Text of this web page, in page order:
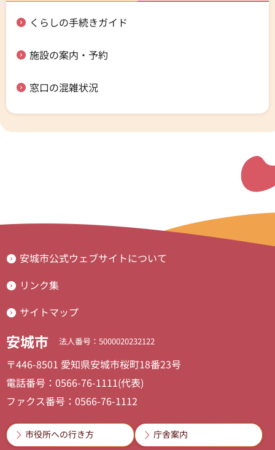
くらしの手続きガイド
施設の案内・予約
窓口の混雑状況
安城市公式ウェブサイトについて
リンク集
サイトマップ
安城市 法人番号：5000020232122
〒446-8501 愛知県安城市桜町18番23号
電話番号：0566-76-1111(代表)
ファクス番号：0566-76-1112
市役所への行き方 庁舎案内